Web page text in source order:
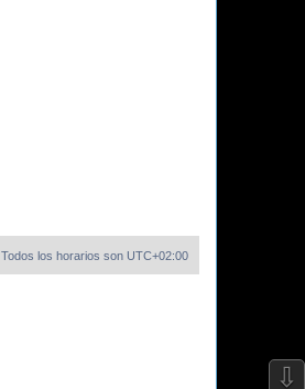
Todos los horarios son UTC+02:00
⇩